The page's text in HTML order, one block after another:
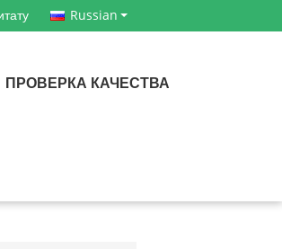
Russian
ПРОВЕРКА КАЧЕСТВА